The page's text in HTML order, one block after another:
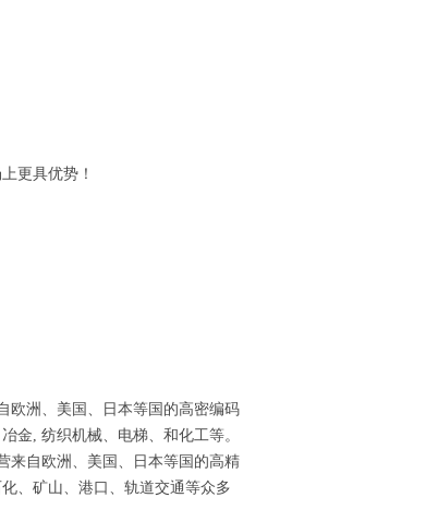
更具优势！
欧洲、美国、日本等国的高密编码
金, 纺织机械、电梯、和化工等。
来自欧洲、美国、日本等国的高精
、矿山、港口、轨道交通等众多